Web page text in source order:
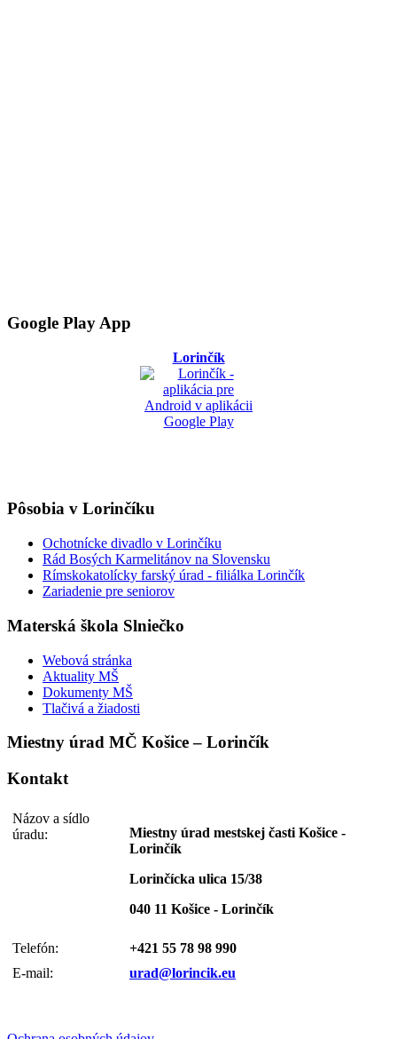
Google Play App
Lorinčík
Pôsobia v Lorinčíku
Ochotnícke divadlo v Lorinčíku
Rád Bosých Karmelitánov na Slovensku
Rímskokatolícky farský úrad - filiálka Lorinčík
Zariadenie pre seniorov
Materská škola Slniečko
Webová stránka
Aktuality MŠ
Dokumenty MŠ
Tlačivá a žiadosti
Miestny úrad MČ Košice – Lorinčík
Kontakt
Názov a sídlo
úradu:
Miestny úrad mestskej časti Košice -
Lorinčík
Lorinčícka ulica 15/38
040 11 Košice - Lorinčík
Telefón:
+421 55 78 98 990
E-mail:
urad@lorincik.eu